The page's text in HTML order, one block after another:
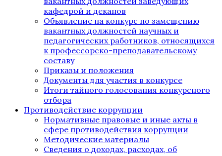
кафедрой и деканов
Объявление на конкурс по замещению
вакантных должностей научных и
педагогических работников, относящихся
к профессорско-преподавательскому
составу
Приказы и положения
Документы для участия в конкурсе
Итоги тайного голосования конкурсного
отбора
Противодействие коррупции
Нормативные правовые и иные акты в
сфере противодействия коррупции
Методические материалы
Сведения о доходах, расходах, об